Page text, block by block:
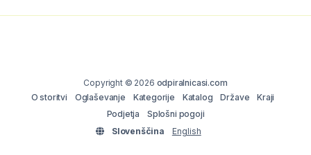
Copyright © 2026 odpiralnicasi.com
O storitvi
Oglaševanje Kategorije Katalog Države
Kraji
Podjetja
Splošni pogoji
Slovenščina
English